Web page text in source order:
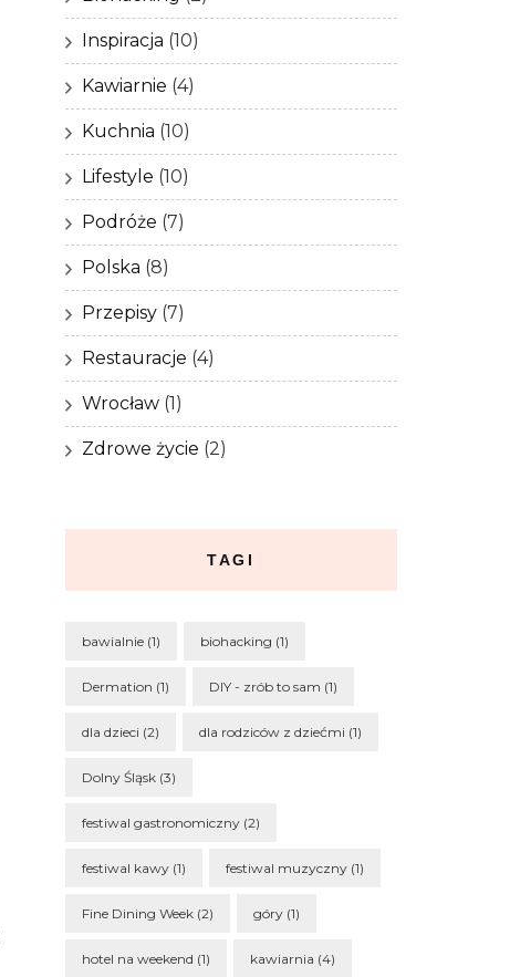
Inspiracja (10)
Kawiarnie (4)
Kuchnia (10)
Lifestyle (10)
Podróże (7)
Polska (8)
Przepisy (7)
Restauracje (4)
Wrocław (1)
Zdrowe życie (2)
TAGI
bawialnie (1) biohacking (1)
Dermation (1) DIY - zrób to sam (1)
dla dzieci (2) dla rodziców z dziećmi (1)
Dolny Śląsk (3)
festiwal gastronomiczny (2)
festiwal kawy (1) festiwal muzyczny (1)
Fine Dining Week (2) góry (1)
hotel na weekend (1) kawiarnia (4)